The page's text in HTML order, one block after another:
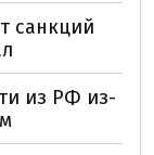
санкций
из РФ из-